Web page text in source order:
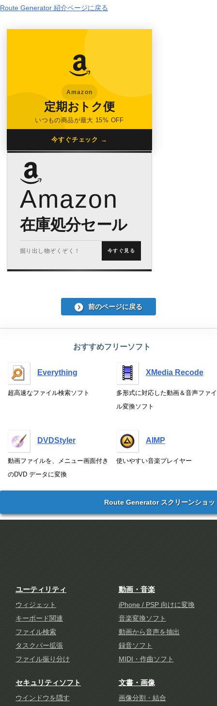
Route Generator 紹介ページに戻る
Amazon
定期おトク便
いつもの商品が最大 15% OFF
今すぐチェック →
Amazon
在庫処分セール
掘り出し物ぞくぞく！ 今すぐ見る
前のページに戻る
おすすめフリーソフト
Everything
超高速なファイル検索ソフト
XMedia Recode
多形式に対応した動画＆音声ファイ
ル変換ソフト
DVDStyler
動画ファイルを、メニュー画面付き
のDVD データに変換
AIMP
使いやすい音楽プレイヤー
Route Generator スクリーンショッ
ユーティリティ
ウィジェット
キーボード関連
ファイル検索
タスクバー拡張
ファイル振り分け
動画・音楽
iPhone / PSP 向けに変換
音楽変換ソフト
動画から音声を抽出
録音ソフト
MIDI・作曲ソフト
セキュリティソフト
ウインドウを隠す
文書・画像
画像分割・結合